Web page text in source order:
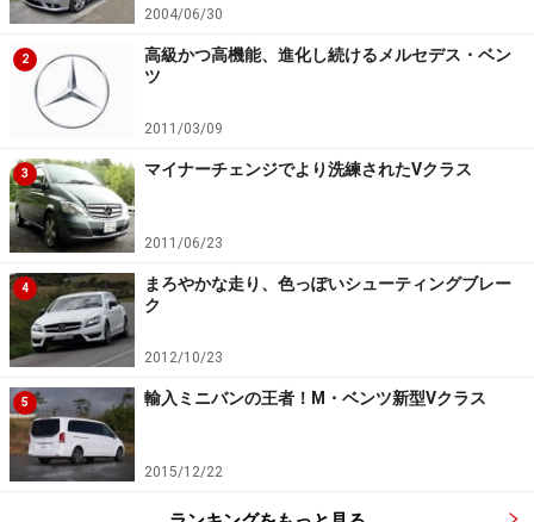
2004/06/30
2
高級かつ高機能、進化し続けるメルセデス・ベン
ツ
2011/03/09
3 マイナーチェンジでより洗練されたVクラス
2011/06/23
4
まろやかな走り、色っぽいシューティングブレー
ク
2012/10/23
5 輸入ミニバンの王者！M・ベンツ新型Vクラス
2015/12/22